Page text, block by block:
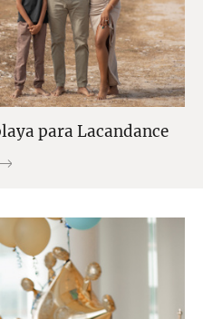
para Lacandance